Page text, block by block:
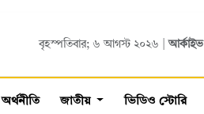
বৃহস্পতিবার; ৬ আগস্ট ২০২৬ |আর্কাইভ
অর্থনীতি জাতীয় ভিডিও স্টোরি